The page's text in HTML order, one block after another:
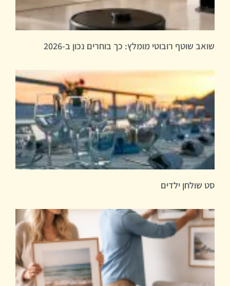
שואב שוטף רובוטי מומלץ: כך בוחרים נכון ב-2026
סט שולחן ילדים